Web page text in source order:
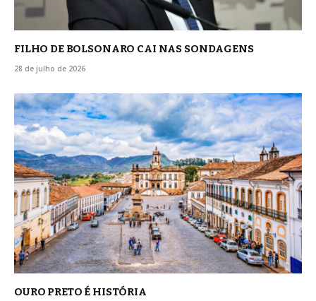
FILHO DE BOLSONARO CAI NAS SONDAGENS
28 de julho de 2026
OURO PRETO É HISTÓRIA